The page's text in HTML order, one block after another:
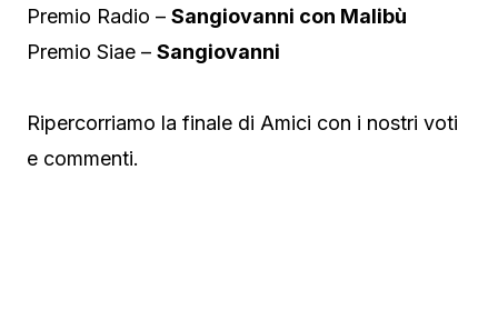
Premio Radio – Sangiovanni con Malibù
Premio Siae – Sangiovanni
Ripercorriamo la finale di Amici con i nostri voti
e commenti.